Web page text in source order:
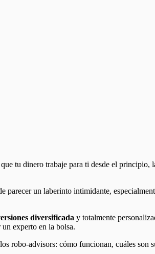
tu dinero trabaje para ti desde el principio,
parecer un laberinto intimidante,
diversificada y totalmente
un experto en la bolsa.
robo-advisors: cómo funcionan, cuáles son